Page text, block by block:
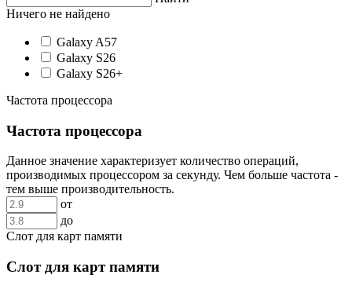
Ничего не найдено
Galaxy A57
Galaxy S26
Galaxy S26+
Частота процессора
Частота процессора
Данное значение характеризует количество операций,
производимых процессором за секунду. Чем больше частота -
тем выше производительность.
от
до
Слот для карт памяти
Слот для карт памяти